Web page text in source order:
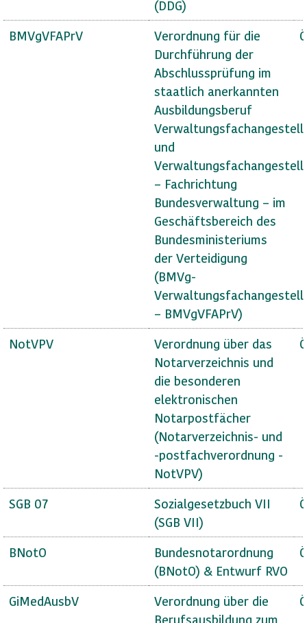
(DDG)
BMVgVFAPrV
Verordnung für die
Durchführung der
Abschlussprüfung im
staatlich anerkannten
Ausbildungsberuf
und
– Fachrichtung
Bundesverwaltung – im
Geschäftsbereich des
Bundesministeriums
der Verteidigung
(BMVg-
– BMVgVFAPrV)
NotVPV
Verordnung über das
Notarverzeichnis und
die besonderen
elektronischen
Notarpostfächer
(Notarverzeichnis- und
-postfachverordnung -
NotVPV)
SGB 07
Sozialgesetzbuch VII
(SGB VII)
BNotO
Bundesnotarordnung
(BNotO) & Entwurf RVO
GiMedAusbV
Verordnung über die
Berufsausbildung zum